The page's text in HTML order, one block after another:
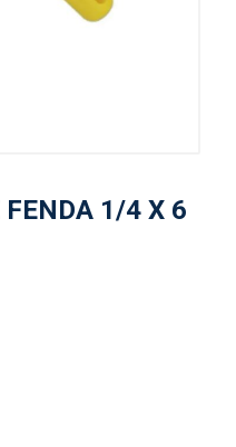
FENDA 1/4 X 6